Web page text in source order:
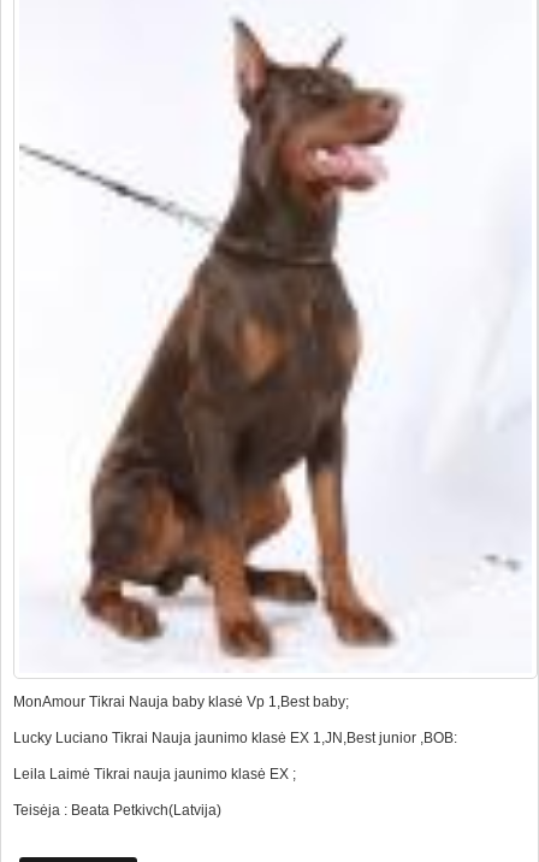
MonAmour Tikrai Nauja baby klasė Vp 1,Best baby;
Lucky Luciano Tikrai Nauja jaunimo klasė EX 1,JN,Best junior ,BOB:
Leila Laimė Tikrai nauja jaunimo klasė EX ;
Teisėja : Beata Petkivch(Latvija)